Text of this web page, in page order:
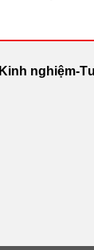
Kinh nghiệm-